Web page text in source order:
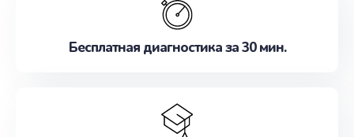
Бесплатная диагностика за 30 мин.